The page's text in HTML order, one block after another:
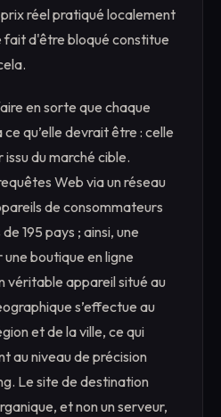
réel pratiqué localement
fait d'être bloqué constitue
en sorte que chaque
qu’elle devrait être : celle
du marché cible.
Web via un réseau
de consommateurs
195 pays ; ainsi, une
boutique en ligne
véritable appareil situé au
s’effectue au
et de la ville, ce qui
au niveau de précision
Le site de destination
et non un serveur,